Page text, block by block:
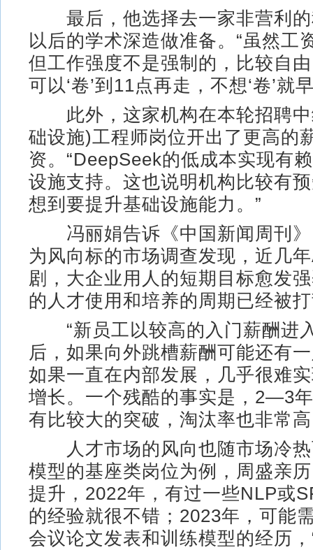
最后，他选择去一家非营利的
以后的学术深造做准备。“虽然工
但工作强度不是强制的，比较自
可以‘卷’到11点再走，不想‘卷’就
此外，这家机构在本轮招聘中
础设施)工程师岗位开出了更高的
资。“DeepSeek的低成本实现有
设施支持。这也说明机构比较有
想到要提升基础设施能力。”
冯丽娟告诉《中国新闻周刊》
为风向标的市场调查发现，近几
剧，大企业用人的短期目标愈发
的人才使用和培养的周期已经被
“新员工以较高的入门薪酬进
后，如果向外跳槽薪酬可能还有
如果一直在内部发展，几乎很难
增长。一个残酷的事实是，2—3
有比较大的突破，淘汰率也非常
人才市场的风向也随市场冷热
模型的基座类岗位为例，周盛亲
提升，2022年，有过一些NLP或
的经验就很不错；2023年，可能
会议论文发表和训练模型的经历